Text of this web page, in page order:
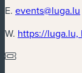
E. events@luga.lu
W. https://